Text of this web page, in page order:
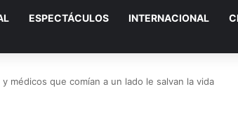
ESPECTÁCULOS INTERNACIONAL
médicos que comían a un lado le salvan la vida